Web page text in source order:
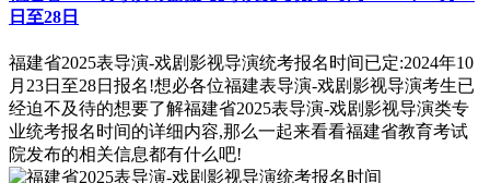
日至28日
福建省2025表导演-戏剧影视导演统考报名时间已定:2024年10
月23日至28日报名!想必各位福建表导演-戏剧影视导演考生已
经迫不及待的想要了解福建省2025表导演-戏剧影视导演类专
业统考报名时间的详细内容,那么一起来看看福建省教育考试
院发布的相关信息都有什么吧!